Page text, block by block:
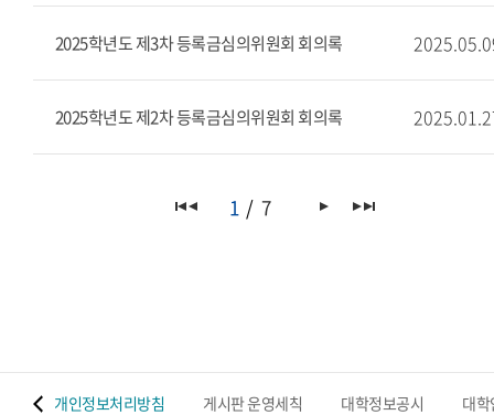
2025학년도 제3차 등록금심의위원회 회의록
2025학년도 제2차 등록금심의위원회 회의록
1 7
개인정보처리방침 게시판 운영세칙 대학정보공시 대